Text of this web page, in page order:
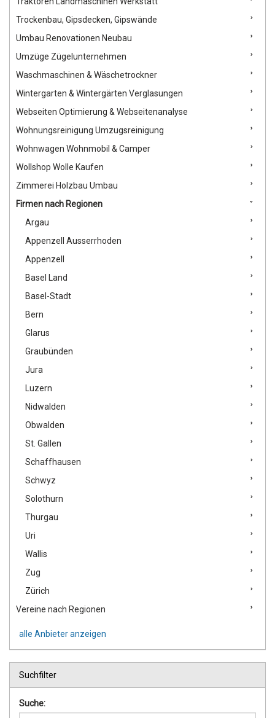
Trockenbau, Gipsdecken, Gipswände
Umbau Renovationen Neubau
Umzüge Zügelunternehmen
Waschmaschinen & Wäschetrockner
Wintergarten & Wintergärten Verglasungen
Webseiten Optimierung & Webseitenanalyse
Wohnungsreinigung Umzugsreinigung
Wohnwagen Wohnmobil & Camper
Wollshop Wolle Kaufen
Zimmerei Holzbau Umbau
Firmen nach Regionen
Argau
Appenzell Ausserrhoden
Appenzell
Basel Land
Basel-Stadt
Bern
Glarus
Graubünden
Jura
Luzern
Nidwalden
Obwalden
St. Gallen
Schaffhausen
Schwyz
Solothurn
Thurgau
Uri
Wallis
Zug
Zürich
Vereine nach Regionen
alle Anbieter anzeigen
Suchfilter
Suche: